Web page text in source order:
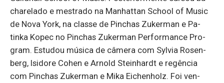
cha­re­lado e mes­trado na Ma­nhattan School of Music
de Nova York, na classe de Pin­chas Zu­kerman e Pa­
tinka Kopec no Pin­chas Zu­kerman Per­for­mance Pro­
gram. Es­tudou mú­sica de câ­mera com Sylvia Ro­sen­
berg, Isi­dore Cohen e Ar­nold Stei­nhardt e re­gência
com Pin­chas Zu­kerman e Mika Ei­che­nholz. Foi ven­